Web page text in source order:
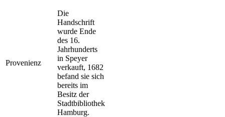
Provenienz
Die
Handschrift
wurde Ende
des 16.
Jahrhunderts
in Speyer
verkauft, 1682
befand sie sich
bereits im
Besitz der
Stadtbibliothek
Hamburg.